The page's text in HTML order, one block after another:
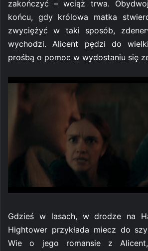
zakończyć – wciąż trwa.
końcu, gdy królowa matka
zwyciężyć w taki sposób,
wychodzi. Alicent pędzi do
prośbą o pomoc w wydostaniu się
Gdzieś w lasach, w drodze na
Hightower przykłada miecz do
Wie o jego romansie z